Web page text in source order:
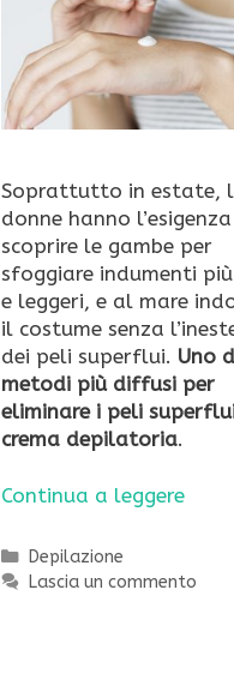
Soprattutto in estate,
donne hanno
scoprire le gambe per
sfoggiare indumenti
e leggeri, e al mare
il costume senza
dei peli superflui. Uno
metodi più diffusi per
eliminare i peli
crema depilatoria.
Continua a leggere
Categorie
Depilazione
Lascia un commento